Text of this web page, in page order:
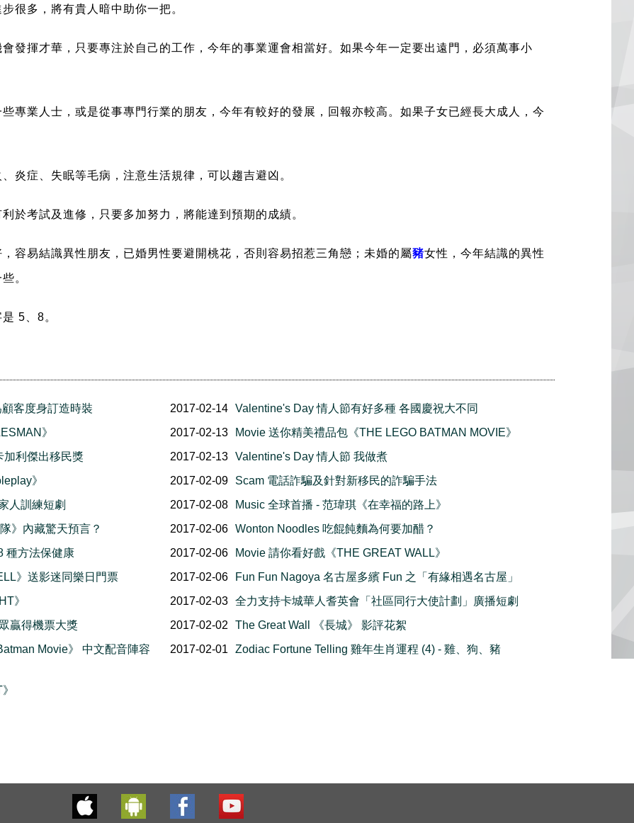
很多，將有貴人暗中助你一把。
會發揮才華，只要專注於自己的工作，今年的事業運會相當好。如果今年一定要出遠門，必須萬事小
專業人士，或是從事專門行業的朋友，今年有較好的發展，回報亦較高。如果子女已經長大成人，今
炎症、失眠等毛病，注意生活規律，可以趨吉避凶。
於考試及進修，只要多加努力，將能達到預期的成績。
容易結識異性朋友，已婚男性要避開桃花，否則容易招惹三角戀；未婚的屬豬女性，今年結識的異性
。
5、8。
客度身訂造時裝
》
加利傑出移民獎
》
人訓練短劇
》內藏驚天預言？
種方法保健康
》送影迷同樂日門票
》
贏得機票大獎
Movie》 中文配音陣容
2017-02-14
Valentine's Day 情人節有好多種 各國慶祝大不同
2017-02-13
Movie 送你精美禮品包《THE LEGO BATMAN MOVIE》
2017-02-13
Valentine's Day 情人節 我做煮
2017-02-09
Scam 電話詐騙及針對新移民的詐騙手法
2017-02-08
Music 全球首播 - 范瑋琪《在幸福的路上》
2017-02-06
Wonton Noodles 吃餛飩麵為何要加醋？
2017-02-06
Movie 請你看好戲《THE GREAT WALL》
2017-02-06
Fun Fun Nagoya 名古屋多繽 Fun 之「有緣相遇名古屋」
2017-02-03
全力支持卡城華人耆英會「社區同行大使計劃」廣播短劇
2017-02-02
The Great Wall 《長城》 影評花絮
2017-02-01
Zodiac Fortune Telling 雞年生肖運程 (4) - 雞、狗、豬